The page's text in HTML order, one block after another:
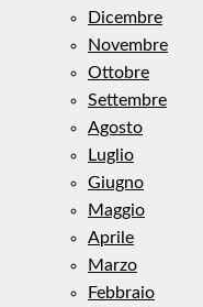
Dicembre
Novembre
Ottobre
Settembre
Agosto
Luglio
Giugno
Maggio
Aprile
Marzo
Febbraio